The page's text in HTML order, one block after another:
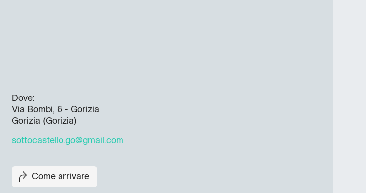
Dove:
Via Bombi, 6 - Gorizia
Gorizia (Gorizia)
sottocastello.go@gmail.com
Come arrivare